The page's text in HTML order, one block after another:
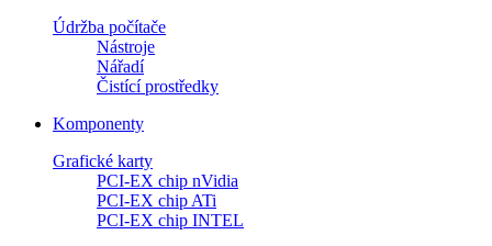
Údržba počítače
Nástroje
Nářadí
Čistící prostředky
Komponenty
Grafické karty
PCI-EX chip nVidia
PCI-EX chip ATi
PCI-EX chip INTEL